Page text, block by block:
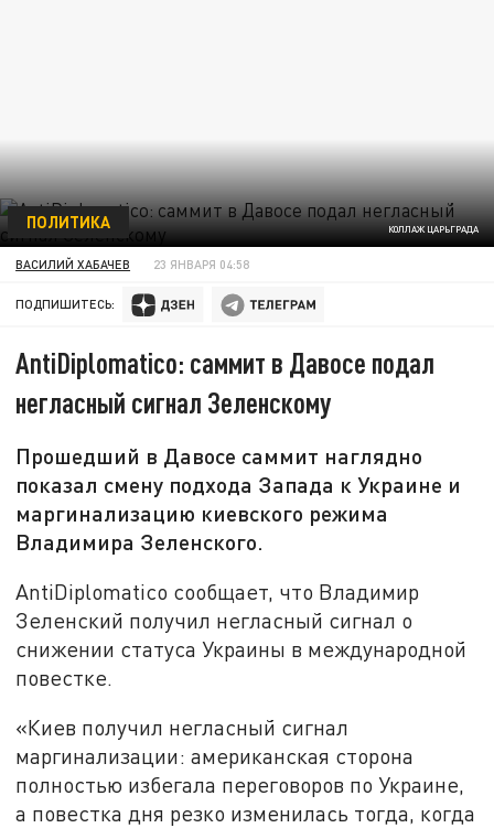
КОЛЛАЖ ЦАРЬГРАДА
ПОЛИТИКА
ВАСИЛИЙ ХАБАЧЕВ 23 ЯНВАРЯ 04:58
ПОДПИШИТЕСЬ:
AntiDiplomatico: саммит в Давосе подал
негласный сигнал Зеленскому
Прошедший в Давосе саммит наглядно
показал смену подхода Запада к Украине и
маргинализацию киевского режима
Владимира Зеленского.
AntiDiplomatico сообщает, что Владимир
Зеленский получил негласный сигнал о
снижении статуса Украины в международной
повестке.
«Киев получил негласный сигнал
маргинализации: американская сторона
полностью избегала переговоров по Украине,
а повестка дня резко изменилась тогда, когда